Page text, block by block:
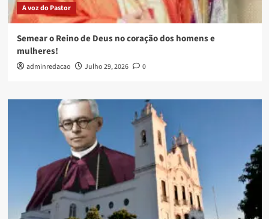
A voz do Pastor
Semear o Reino de Deus no coração dos homens e
mulheres!
adminredacao Julho 29, 2026 0